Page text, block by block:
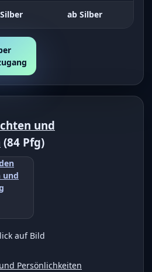
ab Silber
und
(84 Pfg)
auf Bild
Persönlichkeiten